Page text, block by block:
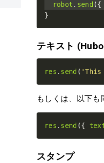
robot . send ({
}
テキスト
res . send ( 'This
もしくは、以下も
res . send ({
スタンプ